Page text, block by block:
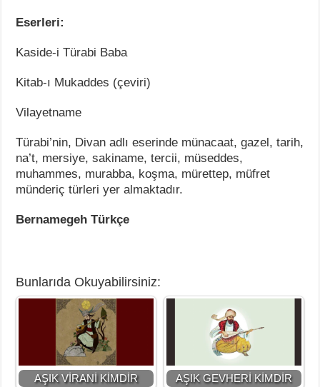
Eserleri:
Kaside-i Türabi Baba
Kitab-ı Mukaddes (çeviri)
Vilayetname
Türabi’nin, Divan adlı eserinde münacaat, gazel, tarih,
na’t, mersiye, sakiname, tercii, müseddes,
muhammes, murabba, koşma, mürettep, müfret
münderiç türleri yer almaktadır.
Bernamegeh Türkçe
Bunlarıda Okuyabilirsiniz:
AŞIK VİRANİ KİMDİR AŞIK GEVHERİ KİMDİR